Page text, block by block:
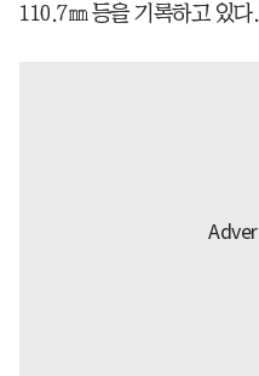
110.7㎜ 등을 기록하고 있다.